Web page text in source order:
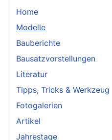
Home
Modelle
Bauberichte
Bausatzvorstellungen
Literatur
Tipps, Tricks & Werkzeug
Fotogalerien
Artikel
Jahrestage